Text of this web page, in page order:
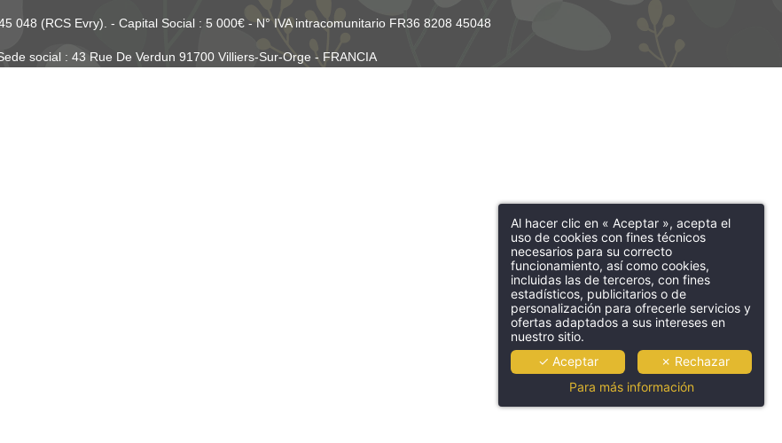
048 (RCS Evry). - Capital Social : 5 000€ - N° IVA intracomunitario FR36 8208 45048
social : 43 Rue De Verdun 91700 Villiers-Sur-Orge - FRANCIA
Al hacer clic en « Aceptar », acepta el
uso de cookies con fines técnicos
necesarios para su correcto
funcionamiento, así como cookies,
incluidas las de terceros, con fines
estadísticos, publicitarios o de
personalización para ofrecerle servicios y
ofertas adaptados a sus intereses en
nuestro sitio.
✓ Aceptar
✗ Rechazar
Para más información